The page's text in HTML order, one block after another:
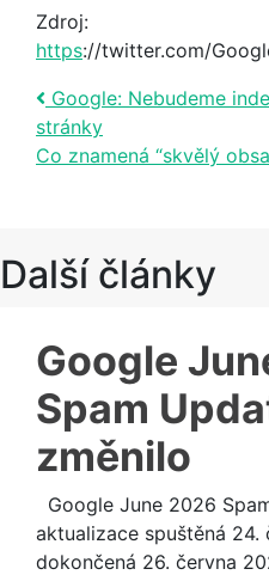
Zdroj:
https://twitter.com/
Post
Google: Nebudeme
stránky
Co znamená “skvělý
Další články
Google
Spam
změnilo
Google June 2026
aktualizace spuštěná 24.
dokončená 26. června